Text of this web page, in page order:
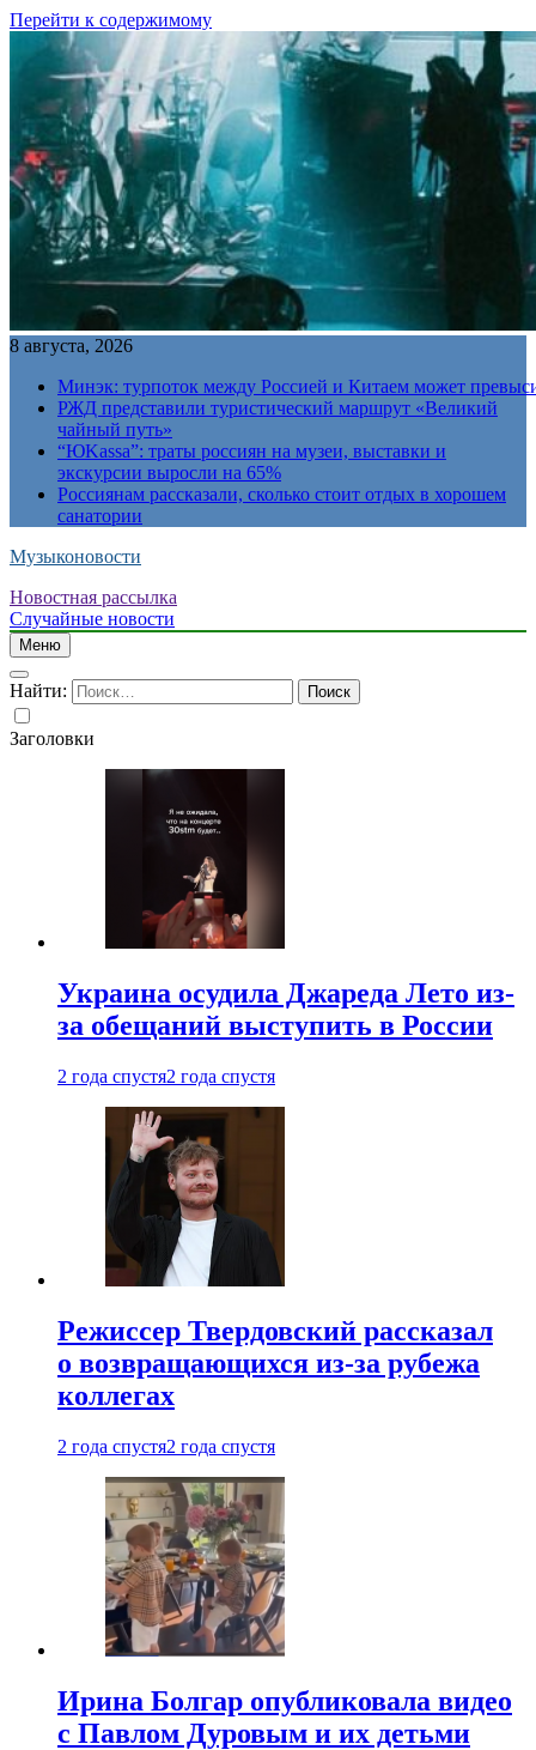
Перейти к содержимому
8 августа, 2026
Минэк: турпоток между Россией и Китаем может
РЖД представили туристический маршрут «Великий
чайный путь»
“ЮKassa”: траты россиян на музеи, выставки и
экскурсии выросли на 65%
Россиянам рассказали, сколько стоит отдых в хорошем
санатории
Музыконовости
Новостная рассылка
Случайные новости
Меню
Найти:
Заголовки
Украина осудила Джареда Лето из-
за обещаний выступить в России
2 года спустя2 года спустя
Режиссер Твердовский рассказал
о возвращающихся из-за рубежа
коллегах
2 года спустя2 года спустя
Ирина Болгар опубликовала видео
с Павлом Дуровым и их детьми